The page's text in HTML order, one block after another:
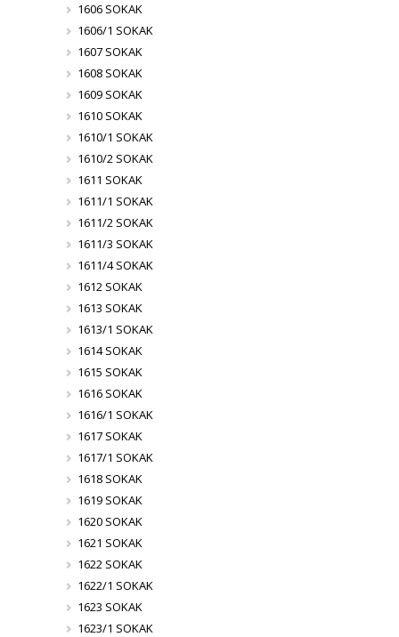
1606 SOKAK
1606/1 SOKAK
1607 SOKAK
1608 SOKAK
1609 SOKAK
1610 SOKAK
1610/1 SOKAK
1610/2 SOKAK
1611 SOKAK
1611/1 SOKAK
1611/2 SOKAK
1611/3 SOKAK
1611/4 SOKAK
1612 SOKAK
1613 SOKAK
1613/1 SOKAK
1614 SOKAK
1615 SOKAK
1616 SOKAK
1616/1 SOKAK
1617 SOKAK
1617/1 SOKAK
1618 SOKAK
1619 SOKAK
1620 SOKAK
1621 SOKAK
1622 SOKAK
1622/1 SOKAK
1623 SOKAK
1623/1 SOKAK